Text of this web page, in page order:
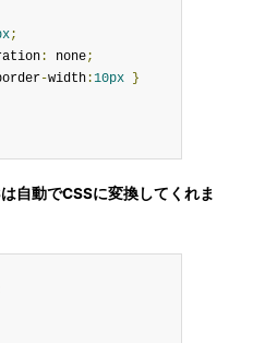
;
: none;
-width:10px
}
自動でCSSに変換してくれま